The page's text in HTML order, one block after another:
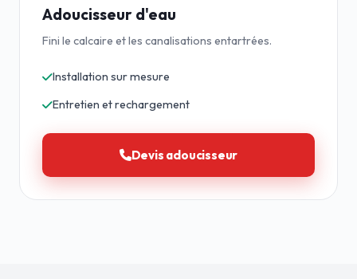
Adoucisseur d'eau
Fini le calcaire et les canalisations entartrées.
Installation sur mesure
Entretien et rechargement
Devis adoucisseur